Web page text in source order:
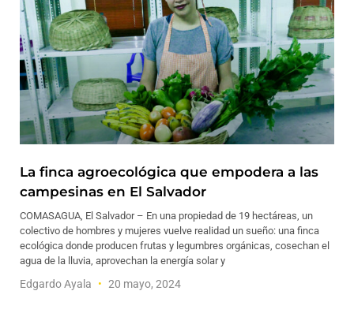
La finca agroecológica que empodera a las
campesinas en El Salvador
COMASAGUA, El Salvador – En una propiedad de 19 hectáreas, un
colectivo de hombres y mujeres vuelve realidad un sueño: una finca
ecológica donde producen frutas y legumbres orgánicas, cosechan el
agua de la lluvia, aprovechan la energía solar y
Edgardo Ayala 20 mayo, 2024